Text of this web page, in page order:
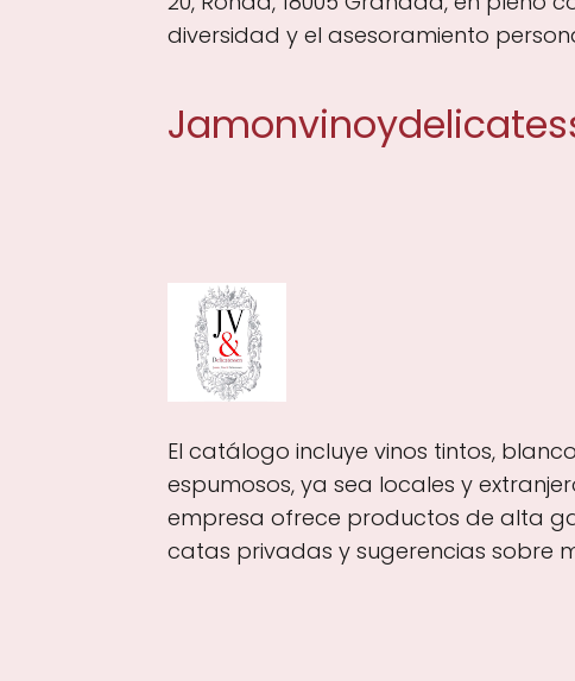
diversidad y el asesoramiento
El catálogo incluye vinos tintos,
espumosos, ya sea locales y
empresa ofrece productos de alta
catas privadas y sugerencias sobre